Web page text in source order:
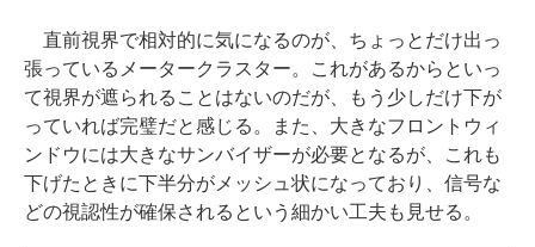
直前視界で相対的に気になるのが、ちょっとだけ出っ
張っているメータークラスター。これがあるからといっ
て視界が遮られることはないのだが、もう少しだけ下が
っていれば完璧だと感じる。また、大きなフロントウィ
ンドウには大きなサンバイザーが必要となるが、これも
下げたときに下半分がメッシュ状になっており、信号な
どの視認性が確保されるという細かい工夫も見せる。